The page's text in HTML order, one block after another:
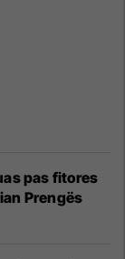
pas fitores
Prengës